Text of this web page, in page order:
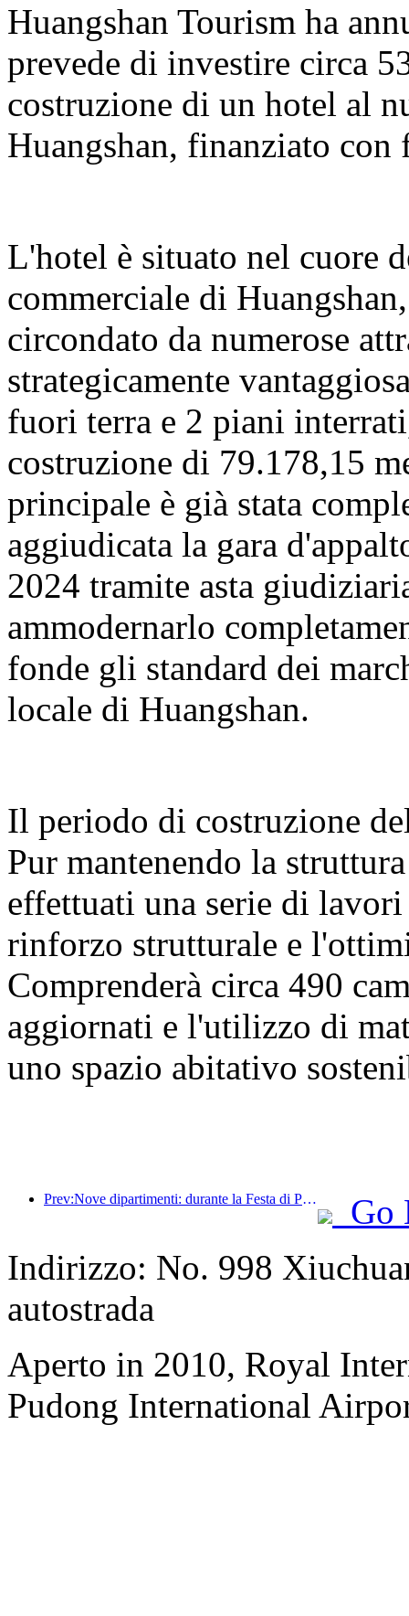
Huangshan Tourism ha
prevede di investire circa
costruzione di un hotel al
Huangshan, finanziato
L'hotel è situato nel cuore
commerciale di
circondato da numerose
strategicamente
fuori terra e 2 piani
costruzione di 79.178,15
principale è già stata
aggiudicata la gara
2024 tramite asta
ammodernarlo
fonde gli standard dei
locale di Huangshan.
Il periodo di costruzione
Pur mantenendo la
effettuati una serie di
rinforzo strutturale e
Comprenderà circa 490
aggiornati e l'utilizzo di
uno spazio abitativo
Prev:Nove dipartimenti: durante la Festa di Primavera, le catene alberghiere e le case vacanze boutique offriranno misure preferenziali.
Go
Indirizzo: No. 998
autostrada
Aperto in 2010, Royal
Pudong International